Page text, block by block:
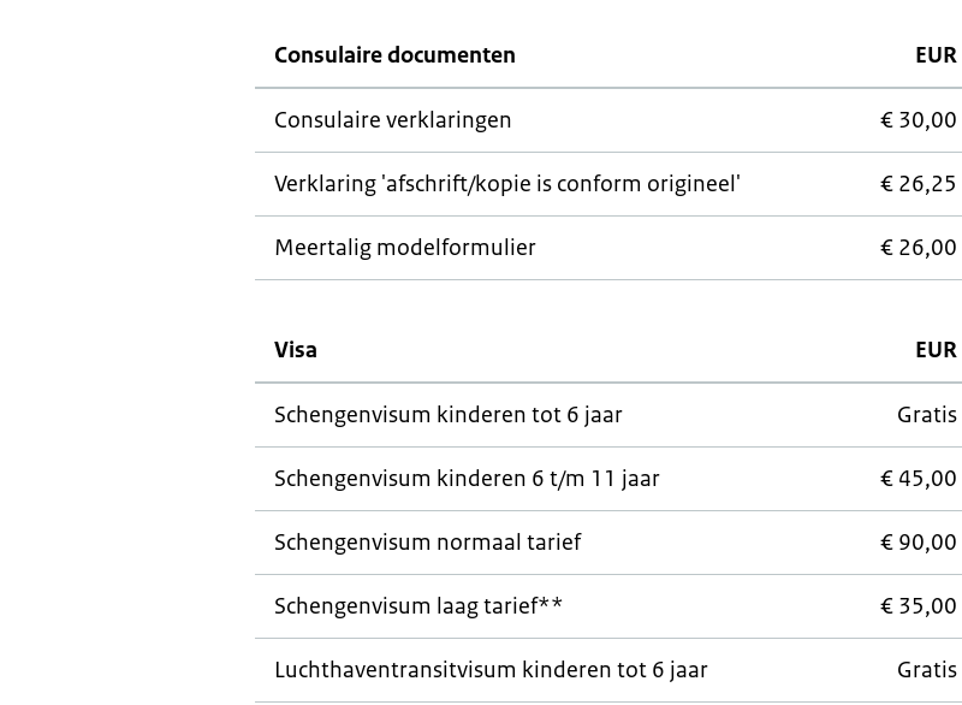
Consulaire documenten EUR
Consulaire verklaringen € 30,00
Verklaring 'afschrift/kopie is conform origineel' € 26,25
Meertalig modelformulier € 26,00
Visa EUR
Schengenvisum kinderen tot 6 jaar Gratis
Schengenvisum kinderen 6 t/m 11 jaar € 45,00
Schengenvisum normaal tarief € 90,00
Schengenvisum laag tarief** € 35,00
Luchthaventransitvisum kinderen tot 6 jaar Gratis